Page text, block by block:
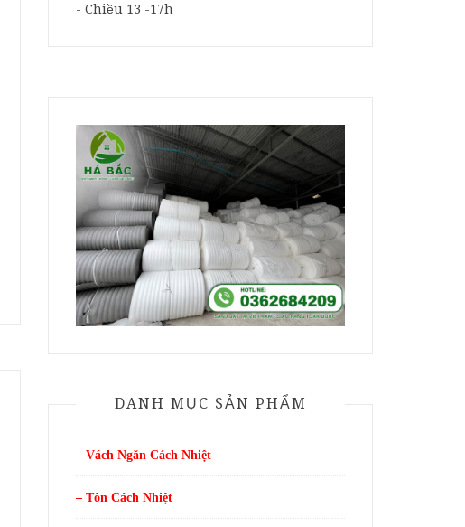
- Chiều 13 -17h
DANH MỤC SẢN PHẨM
– Vách Ngăn Cách Nhiệt
– Tôn Cách Nhiệt